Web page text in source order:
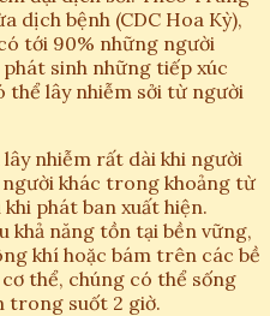
dịch bệnh (CDC Hoa Kỳ),
tới 90% những người
sinh những tiếp xúc
thể lây nhiễm sởi từ người
nhiễm rất dài khi người
người khác trong khoảng từ
phát ban xuất hiện.
khả năng tồn tại bền vững,
khí hoặc bám trên các bề
thể, chúng có thể sống
trong suốt 2 giờ.